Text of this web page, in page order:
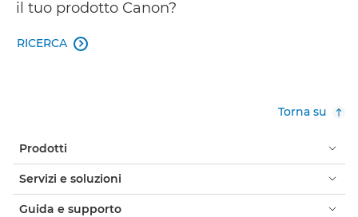
il tuo prodotto Canon?
RICERCA 
Torna su
Prodotti
Servizi e soluzioni
Guida e supporto